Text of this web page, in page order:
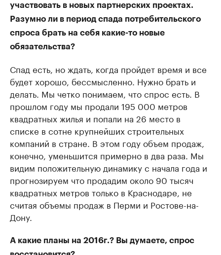
участвовать в новых партнерских проектах.
Разумно ли в период спада потребительского
спроса брать на себя какие-то новые
обязательства?
Спад есть, но ждать, когда пройдет время и все
будет хорошо, бессмысленно. Нужно брать и
делать. Мы четко понимаем, что спрос есть. В
прошлом году мы продали 195 000 метров
квадратных жилья и попали на 26 место в
списке в сотне крупнейших строительных
компаний в стране. В этом году объем продаж,
конечно, уменьшится примерно в два раза. Мы
видим положительную динамику с начала года и
прогнозируем что продадим около 90 тысяч
квадратных метров только в Краснодаре, не
считая объемы продаж в Перми и Ростове-на-
Дону.
А какие планы на 2016г.? Вы думаете, спрос